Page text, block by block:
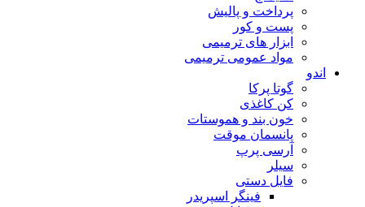
پرداخت و پالیش
پست و کور
ابزار های ترمیمی
مواد عمومی ترمیمی
اندو
گوتا پرکا
کن کاغذی
خون بند و هموستات
پانسمان موقت
آرسی پرپ
سیلر
فایل دستی
فینگر اسپریدر